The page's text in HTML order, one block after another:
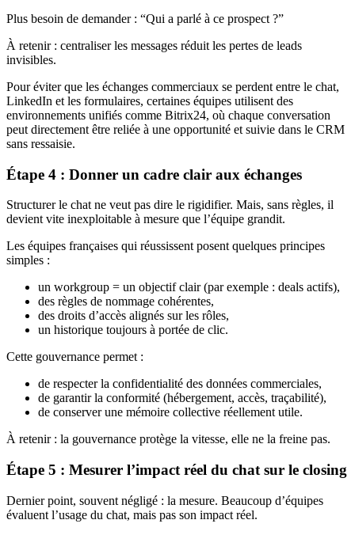
Plus besoin de demander : “Qui a parlé à ce prospect ?”
À retenir : centraliser les messages réduit les pertes de leads
invisibles.
Pour éviter que les échanges commerciaux se perdent entre le chat,
LinkedIn et les formulaires, certaines équipes utilisent des
environnements unifiés comme Bitrix24, où chaque conversation
peut directement être reliée à une opportunité et suivie dans le CRM
sans ressaisie.
Étape 4 : Donner un cadre clair aux échanges
Structurer le chat ne veut pas dire le rigidifier. Mais, sans règles, il
devient vite inexploitable à mesure que l’équipe grandit.
Les équipes françaises qui réussissent posent quelques principes
simples :
un workgroup = un objectif clair (par exemple : deals actifs),
des règles de nommage cohérentes,
des droits d’accès alignés sur les rôles,
un historique toujours à portée de clic.
Cette gouvernance permet :
de respecter la confidentialité des données commerciales,
de garantir la conformité (hébergement, accès, traçabilité),
de conserver une mémoire collective réellement utile.
À retenir : la gouvernance protège la vitesse, elle ne la freine pas.
Étape 5 : Mesurer l’impact réel du chat sur le closing
Dernier point, souvent négligé : la mesure. Beaucoup d’équipes
évaluent l’usage du chat, mais pas son impact réel.